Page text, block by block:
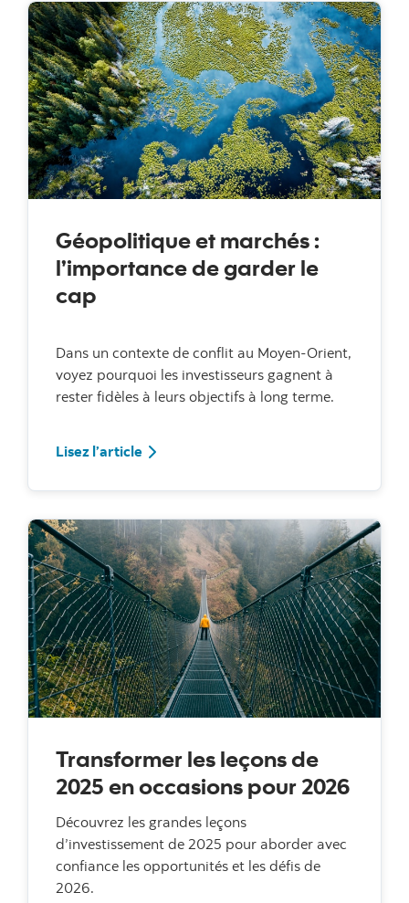
Géopolitique et marchés :
l’importance de garder le
cap
Dans un contexte de conflit au Moyen-Orient,
voyez pourquoi les investisseurs gagnent à
rester fidèles à leurs objectifs à long terme.
Lisez l’article
Transformer les leçons de
2025 en occasions pour 2026
Découvrez les grandes leçons
d’investissement de 2025 pour aborder avec
confiance les opportunités et les défis de
2026.